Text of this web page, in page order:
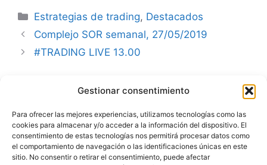
Gestionar consentimiento
Para ofrecer las mejores experiencias, utilizamos tecnologías como las
cookies para almacenar y/o acceder a la información del dispositivo. El
consentimiento de estas tecnologías nos permitirá procesar datos como
el comportamiento de navegación o las identificaciones únicas en este
sitio. No consentir o retirar el consentimiento, puede afectar
Categorías
Estrategias de trading, Destacados
Complejo SOR semanal, 27/05/2019
#TRADING LIVE 13.00
Advertencia
Política de privacidad
Aviso legal